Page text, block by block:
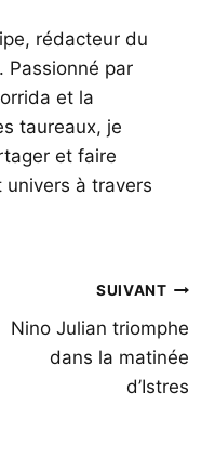
rédacteur du
Passionné par
et la
taureaux, je
et faire
à travers
SUIVANT
Nino Julian triomphe
dans la matinée
d’Istres